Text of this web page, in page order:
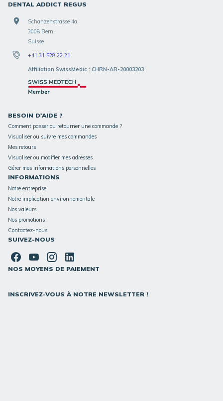
DENTAL ADDICT REGUS
Schanzenstrasse 4a,
3008 Bern,
Suisse
+41 31 528 22 21
Affiliation SwissMedic : CHRN-AR-20003203
BESOIN D'AIDE ?
Comment passer ou retourner une commande ?
Visualiser ou suivre mes commandes
Mes retours
Visualiser ou modifier mes adresses
Gérer mes informations personnelles
INFORMATIONS
Notre entreprise
Notre implication environnementale
Nos valeurs
Nos promotions
Contactez-nous
SUIVEZ-NOUS
NOS MOYENS DE PAIEMENT
INSCRIVEZ-VOUS À NOTRE NEWSLETTER !